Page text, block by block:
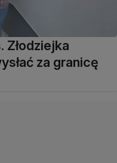
za granicę